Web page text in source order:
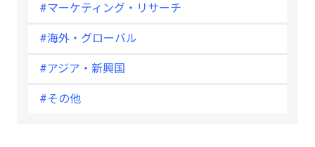
#マーケティング・リサーチ
#海外・グローバル
#アジア・新興国
#その他